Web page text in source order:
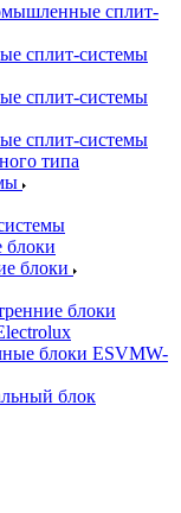
сплит-
сплит-системы
сплит-системы
сплит-системы
типа
блоки
блоки
блоки
блоки ESVMW-
блок